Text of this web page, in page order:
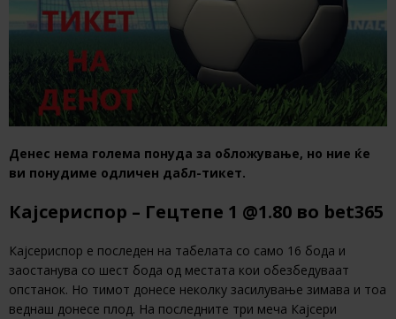
Денес нема голема понуда за обложување, но ние ќе
ви понудиме одличен дабл-тикет.
Кајсериспор – Гецтепе 1 @1.80 во bet365
Кајсериспор е последен на табелата со само 16 бода и
заостанува со шест бода од местата кои обезбедуваат
опстанок. Но тимот донесе неколку засилување зимава и тоа
веднаш донесе плод. На последните три меча Кајсери